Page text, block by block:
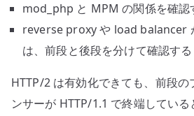
mod_php と MPM の関係を確認
reverse proxy や load balancer
は、前段と後段を分けて確認する
HTTP/2 は有効化できても、前段の
ンサーが HTTP/1.1 で終端してい